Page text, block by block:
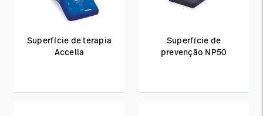
Superfície de terapia
Accella
Superfície de
prevenção NP50